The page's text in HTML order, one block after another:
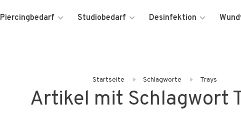
Piercingbedarf Studiobedarf Desinfektion
Startseite Schlagworte Trays
Artikel mit Schlagwort